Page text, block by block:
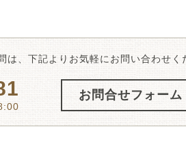
は、下記よりお気軽にお問い合わせく
お問合せフォーム